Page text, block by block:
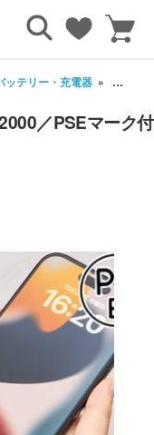
ッテリー・充電器 コード
／PSEマーク付